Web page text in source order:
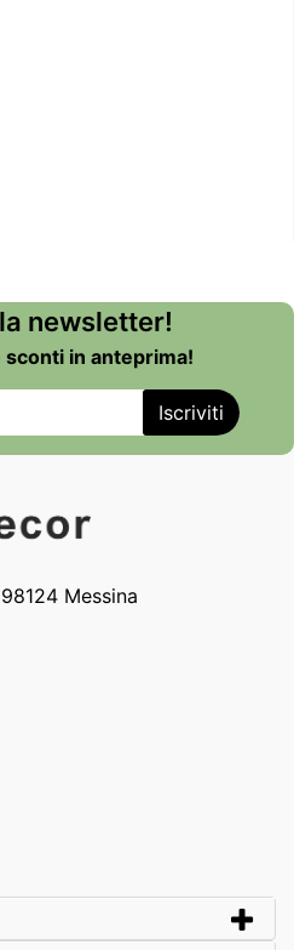
newsletter!
in anteprima!
Messina